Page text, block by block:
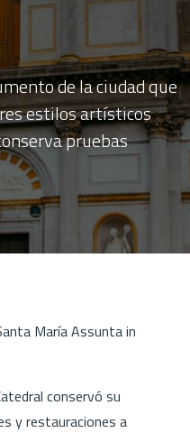
de la ciudad que
estilos artísticos
pruebas
María Assunta in
conservó su
y restauraciones a